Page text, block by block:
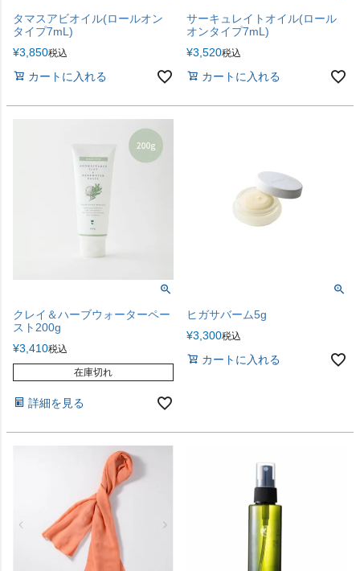
タマスアビオイル(ロールオン
タイプ7mL)
¥3,850税込
カートに入れる
サーキュレイトオイル(ロール
オンタイプ7mL)
¥3,520税込
カートに入れる
クレイ＆ハーブウォーターペー
スト200g
¥3,410税込
在庫切れ
詳細を見る
ヒガサバーム5g
¥3,300税込
カートに入れる